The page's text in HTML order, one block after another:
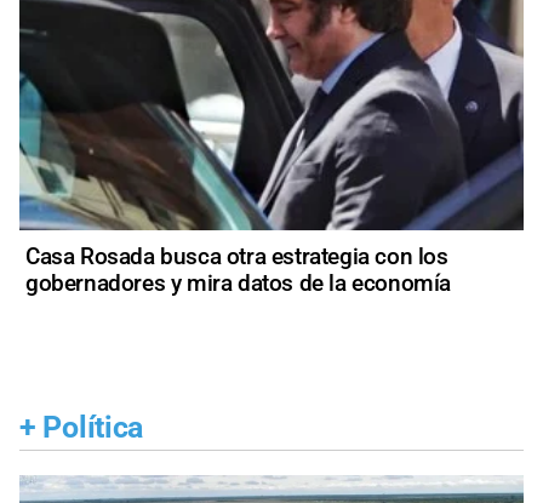
Casa Rosada busca otra estrategia con los
gobernadores y mira datos de la economía
+ Política